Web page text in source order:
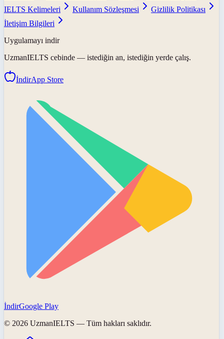
IELTS Kelimeleri
Kullanım Sözleşmesi
Gizlilik Politikası
İletişim Bilgileri
Uygulamayı indir
UzmanIELTS cebinde — istediğin an, istediğin yerde çalış.
İndirApp Store
İndirGoogle Play
© 2026 UzmanIELTS — Tüm hakları saklıdır.